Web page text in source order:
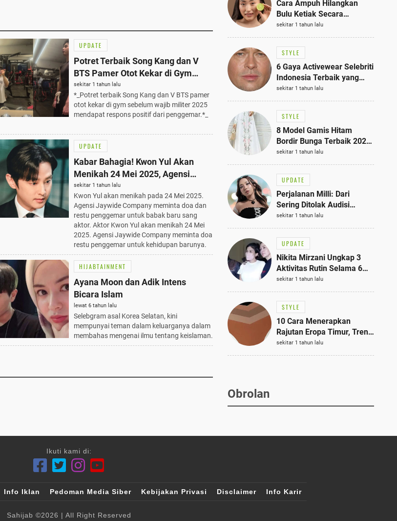
UPDATE
Potret Terbaik Song Kang dan V
BTS Pamer Otot Kekar di Gym
Sebelum Wamil 2025
sekitar 1 tahun lalu
*_Potret terbaik Song Kang dan V BTS pamer
otot kekar di gym sebelum wajib militer 2025
mendapat respons positif dari penggemar.*_
UPDATE
Kabar Bahagia! Kwon Yul Akan
Menikah 24 Mei 2025, Agensi
Mohon Doa Restu
sekitar 1 tahun lalu
Kwon Yul akan menikah pada 24 Mei 2025.
Agensi Jaywide Company meminta doa dan
restu penggemar untuk babak baru sang
aktor. Aktor Kwon Yul akan menikah 24 Mei
2025. Agensi Jaywide Company meminta doa
restu penggemar untuk kehidupan barunya.
HIJABTAINMENT
Ayana Moon dan Adik Intens
Bicara Islam
lewat 6 tahun lalu
Selebgram asal Korea Selatan, kini
mempunyai teman dalam keluarganya dalam
membahas mengenai ilmu tentang keislaman.
Cara Ampuh Hilangkan
Bulu Ketiak Secara
Permanen dalam 5
Langkah Sederhana
sekitar 1 tahun lalu
STYLE
6 Gaya Activewear Selebriti
Indonesia Terbaik yang
Bisa Jadi Inspirasi
Fashionmu
sekitar 1 tahun lalu
STYLE
8 Model Gamis Hitam
Bordir Bunga Terbaik 2025,
Stylish untuk Hangout
hingga Acara Semi-Formal
sekitar 1 tahun lalu
UPDATE
Perjalanan Milli: Dari
Sering Ditolak Audisi
hingga Menjadi Rapper Top
10 Thailand
sekitar 1 tahun lalu
UPDATE
Nikita Mirzani Ungkap 3
Aktivitas Rutin Selama 6
Bulan di Rutan Pondok
Bambu, Terungkap!
sekitar 1 tahun lalu
STYLE
10 Cara Menerapkan
Rajutan Eropa Timur, Tren
Mode Terbaik dan Paling
Dicari 2023
sekitar 1 tahun lalu
Obrolan
Ikuti kami di:
Info Iklan Pedoman Media Siber Kebijakan Privasi Disclaimer Info Karir
Sahijab ©2026 | All Right Reserved